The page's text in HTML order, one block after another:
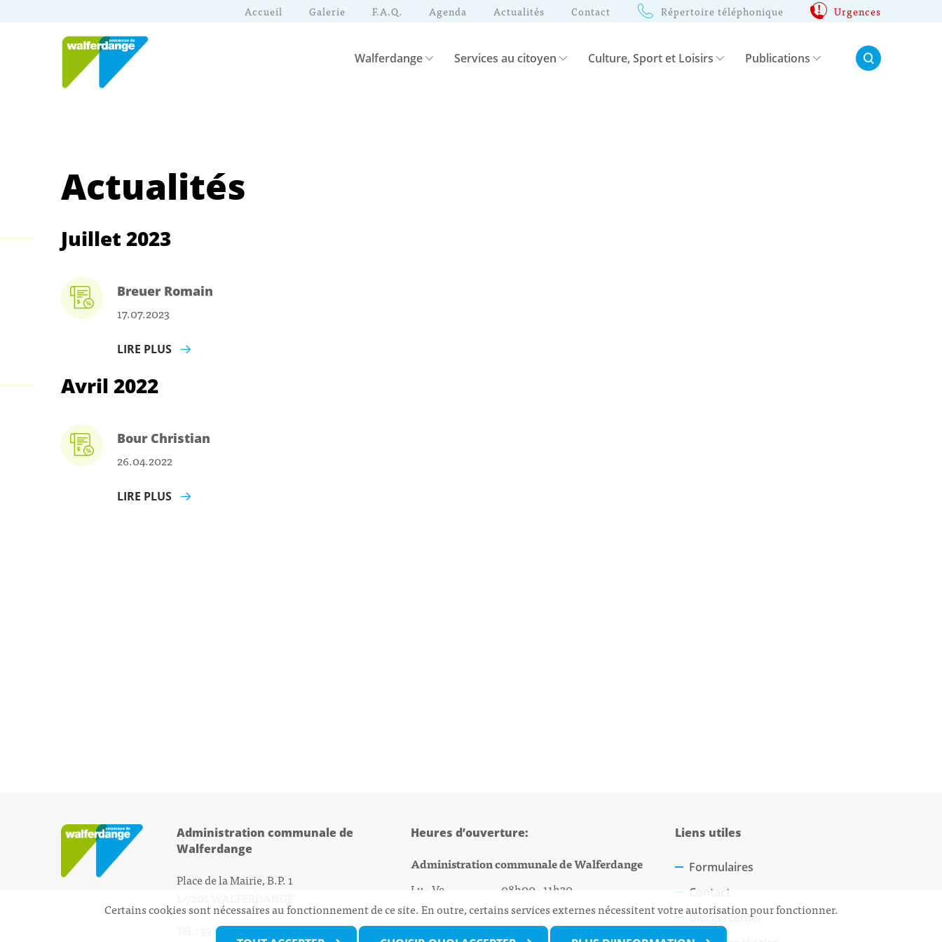
Accueil Galerie F.A.Q. Agenda Actualités Contact Répertoire téléphonique Urgences
Walferdange Services au citoyen Culture, Sport et Loisirs Publications Rechercher:
Actualités
Juillet 2023
Breuer Romain
17.07.2023
LIRE PLUS
Avril 2022
Bour Christian
26.04.2022
LIRE PLUS
Administration communale de
Walferdange
Place de la Mairie, B.P. 1
Tél.: 33 01 44 - 1secretariat@walfer.lu
Heures d’ouverture:
Administration communale de Walferdange
Lu - Ve 08h00 - 11h30
13h30 - 16h00
Biergercenter
Liens utiles
Formulaires
Contact
Biergercenter
Certains cookies sont nécessaires au fonctionnement de ce site. En outre, certains services externes nécessitent votre autorisation pour fonctionner.